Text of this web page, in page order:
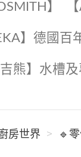
】
】️德國百
吉熊】水槽
房世界 🔹